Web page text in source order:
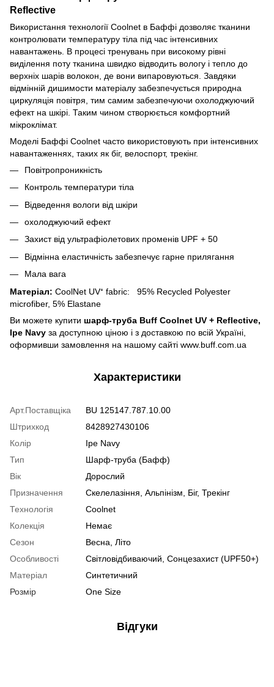
Reflective
Використання технології Coolnet в Баффі дозволяє тканини
контролювати температуру тіла під час інтенсивних
навантажень. В процесі тренувань при високому рівні
виділення поту тканина швидко відводить вологу і тепло до
верхніх шарів волокон, де вони випаровуються. Завдяки
відмінній дишимости матеріалу забезпечується природна
циркуляція повітря, тим самим забезпечуючи охолоджуючий
ефект на шкірі. Таким чином створюється комфортний
мікроклімат.
Моделі Баффі Coolnet часто використовують при інтенсивних
навантаженнях, таких як біг, велоспорт, трекінг.
Повітропроникність
Контроль температури тіла
Відведення вологи від шкіри
охолоджуючий ефект
Захист від ультрафіолетових променів UPF + 50
Відмінна еластичність забезпечує гарне прилягання
Мала вага
Матеріал: CoolNet UV⁺ fabric: 95% Recycled Polyester
microfiber, 5% Elastane
Ви можете купити шарф-труба Buff Coolnet UV + Reflective,
Ipe Navy за доступною ціною і з доставкою по всій Україні,
оформивши замовлення на нашому сайті www.buff.com.ua
Характеристики
Арт.Поставщіка
BU 125147.787.10.00
Штрихкод
8428927430106
Колір
Ipe Navy
Тип
Шарф-труба (Бафф)
Вік
Дорослий
Призначення
Скелелазіння, Альпінізм, Біг, Трекінг
Технологія
Coolnet
Колекція
Немає
Сезон
Весна, Літо
Особливості
Світловідбиваючий, Сонцезахист (UPF50+)
Матеріал
Синтетичний
Розмір
One Size
Відгуки